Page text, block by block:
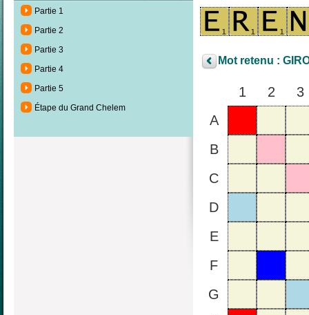
Partie 1
Partie 2
Partie 3
Partie 4
Partie 5
Étape du Grand Chelem
Mot retenu :
1 2
3
A
B
C
D
E
F
G